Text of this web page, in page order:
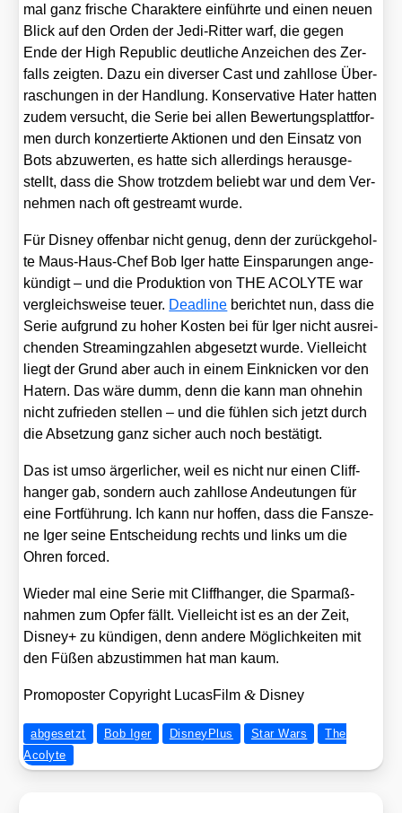
mal ganz fri­sche Cha­rak­te­re ein­führ­te und einen neu­en
Blick auf den Orden der Jedi-Rit­ter warf, die gegen
Ende der High Repu­blic deut­li­che Anzei­chen des Zer­
falls zeig­ten. Dazu ein diver­ser Cast und zahl­lo­se Über­
ra­schun­gen in der Hand­lung. Kon­ser­va­ti­ve Hater hat­ten
zudem ver­sucht, die Serie bei allen Bewer­tungs­platt­for­
men durch kon­zer­tier­te Aktio­nen und den Ein­satz von
Bots abzu­wer­ten, es hat­te sich aller­dings her­aus­ge­
stellt, dass die Show trotz­dem beliebt war und dem Ver­
neh­men nach oft gestreamt wur­de.
Für Dis­ney offen­bar nicht genug, denn der zurück­ge­hol­
te Maus-Haus-Chef Bob Iger hat­te Ein­spa­run­gen ange­
kün­digt – und die Pro­duk­ti­on von THE ACOLYTE war
ver­gleichs­wei­se teu­er. Dead­line berich­tet nun, dass die
Serie auf­grund zu hoher Kos­ten bei für Iger nicht aus­rei­
chen­den Strea­ming­zah­len abge­setzt wur­de. Viel­leicht
liegt der Grund aber auch in einem Ein­kni­cken vor den
Hatern. Das wäre dumm, denn die kann man ohne­hin
nicht zufrie­den stel­len – und die füh­len sich jetzt durch
die Abset­zung ganz sicher auch noch bestä­tigt.
Das ist umso ärger­li­cher, weil es nicht nur einen Cliff­
han­ger gab, son­dern auch zahl­lo­se Andeu­tun­gen für
eine Fort­füh­rung. Ich kann nur hof­fen, dass die Fan­sze­
ne Iger sei­ne Ent­schei­dung rechts und links um die
Ohren forced.
Wie­der mal eine Serie mit Cliff­han­ger, die Spar­maß­
nah­men zum Opfer fällt. Viel­leicht ist es an der Zeit,
Dis­ney+ zu kün­di­gen, denn ande­re Mög­lich­kei­ten mit
den Füßen abzu­stim­men hat man kaum.
Pro­mo­pos­ter Copy­right Lucas­Film& Dis­ney
abgesetzt Bob Iger DisneyPlus Star Wars
The
Acolyte